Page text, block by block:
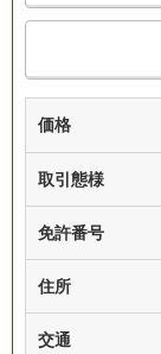
価格
取引態様
免許番号
住所
交通